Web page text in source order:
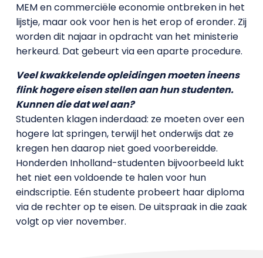
MEM en commerciële economie ontbreken in het
lijstje, maar ook voor hen is het erop of eronder. Zij
worden dit najaar in opdracht van het ministerie
herkeurd. Dat gebeurt via een aparte procedure.
Veel kwakkelende opleidingen moeten ineens
flink hogere eisen stellen aan hun studenten.
Kunnen die dat wel aan?
Studenten klagen inderdaad: ze moeten over een
hogere lat springen, terwijl het onderwijs dat ze
kregen hen daarop niet goed voorbereidde.
Honderden Inholland-studenten bijvoorbeeld lukt
het niet een voldoende te halen voor hun
eindscriptie. Eén studente probeert haar diploma
via de rechter op te eisen. De uitspraak in die zaak
volgt op vier november.